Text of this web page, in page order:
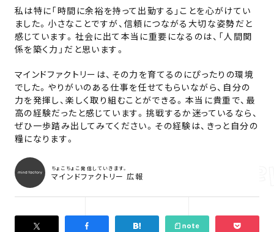
私は特に「時間に余裕を持って出勤する」ことを心がけてい
ました。小さなことですが、信頼につながる大切な姿勢だと
感じています。社会に出て本当に重要になるのは、「人間関
係を築く力」だと思います。
マインドファクトリーは、その力を育てるのにぴったりの環境
でした。やりがいのある仕事を任せてもらいながら、自分の
力を発揮し、楽しく取り組むことができる。本当に貴重で、最
高の経験だったと感じています。挑戦するか迷っているなら、
ぜひ一歩踏み出してみてください。その経験は、きっと自分の
糧になります。
ちょこちょこ発信していきます。
マインドファクトリー 広報